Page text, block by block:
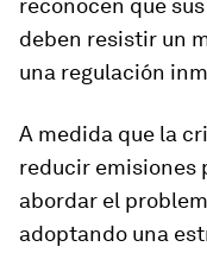
reconocen que
deben resistir un
una regulación
A medida que la
reducir emisiones
abordar el
adoptando una